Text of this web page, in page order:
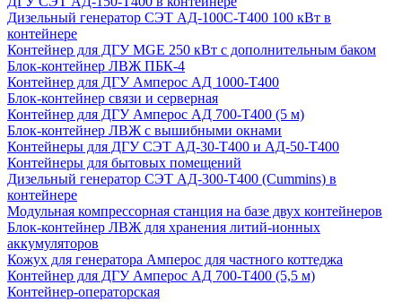
Дизельный генератор СЭТ АД-100С-Т400 100 кВт в
контейнере
Контейнер для ДГУ MGE 250 кВт с дополнительным баком
Блок-контейнер ЛВЖ ПБК-4
Контейнер для ДГУ Амперос АД 1000-Т400
Блок-контейнер связи и серверная
Контейнер для ДГУ Амперос АД 700-Т400 (5 м)
Блок-контейнер ЛВЖ с вышибными окнами
Контейнеры для ДГУ СЭТ АД-30-Т400 и АД-50-Т400
Контейнеры для бытовых помещений
Дизельный генератор СЭТ АД-300-Т400 (Cummins) в
контейнере
Модульная компрессорная станция на базе двух контейнеров
Блок-контейнер ЛВЖ для хранения литий-ионных
аккумуляторов
Кожух для генератора Амперос для частного коттеджа
Контейнер для ДГУ Амперос АД 700-Т400 (5,5 м)
Контейнер-операторская